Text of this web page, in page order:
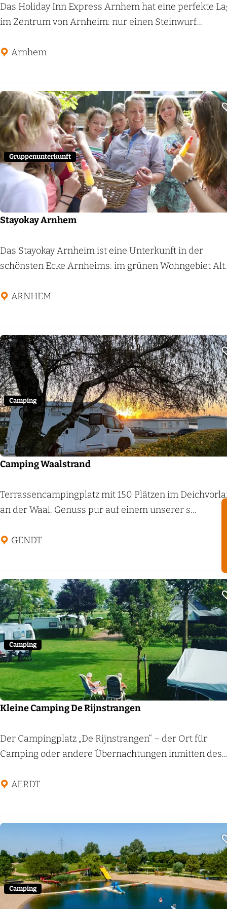
H
o
i
y
I
n
n
E
p
r
e
s
A
n
m
Das Holiday Inn Express Arnhem hat eine perfekte
im Zentrum von Arnheim: nur einen Steinwurf...
Arnhem
Stayokay Arnhem
S
t
y
a
y
A
r
n
h
e
m
Das Stayokay Arnheim ist eine Unterkunft in der
schönsten Ecke Arnheims: im grünen Wohngebiet
ARNHEM
Gruppenunterkunft
Camping Waalstrand
C
a
p
g
W
a
a
l
s
t
r
a
d
Terrassencampingplatz mit 150 Plätzen im
an der Waal. Genuss pur auf einem unserer s...
GENDT
Camping
Kleine Camping De Rijnstrangen
K
l
i
C
m
p
Der Campingplatz „De Rijnstrangen“ – der Ort für
Camping oder andere Übernachtungen inmitten
AERDT
Camping
Camping